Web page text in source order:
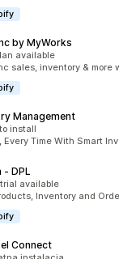
by MyWorks
50
available
sales, inventory & more
Management
227
install
Every Time With Smart
DPL
891
available
Inventory and
Connect